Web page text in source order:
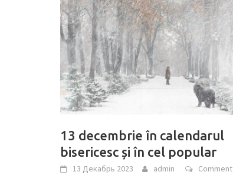
13 decembrie în calendarul
bisericesc și în cel popular
13 Декабрь 2023 admin Comment